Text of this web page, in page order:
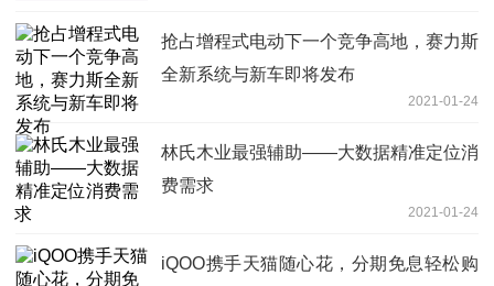
抢占增程式电动下一个竞争高地，赛力斯
全新系统与新车即将发布
2021-01-24
林氏木业最强辅助——大数据精准定位消
费需求
2021-01-24
iQOO携手天猫随心花，分期免息轻松购